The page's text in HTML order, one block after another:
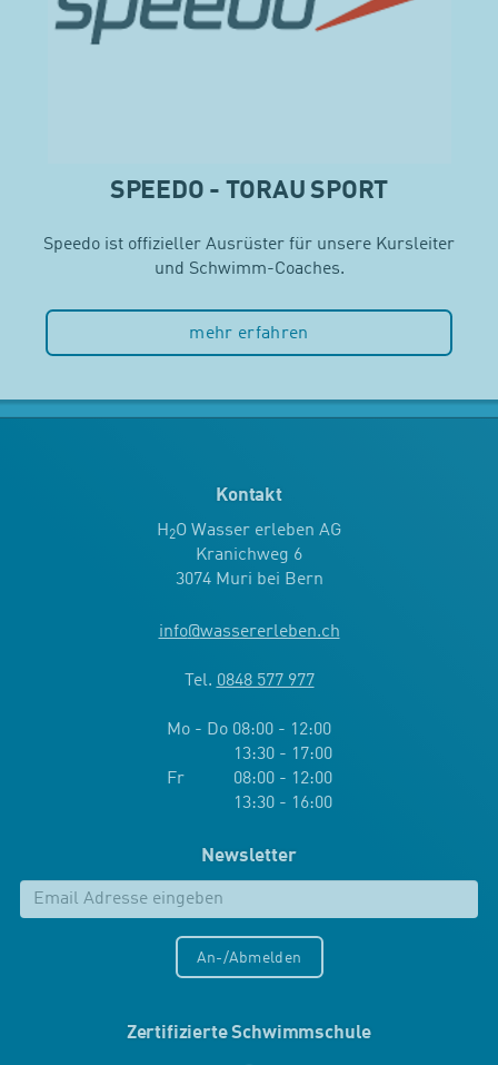
SPEEDO - TORAU SPORT
Speedo ist offizieller Ausrüster für unsere Kursleiter
und Schwimm-Coaches.
mehr erfahren
Kontakt
H2O Wasser erleben AG
Kranichweg 6
3074 Muri bei Bern
info@wassererleben.ch
Tel. 0848 577 977
Mo - Do 08:00 - 12:00
13:30 - 17:00
Fr 08:00 - 12:00
13:30 - 16:00
Newsletter
An-/Abmelden
Zertifizierte Schwimmschule